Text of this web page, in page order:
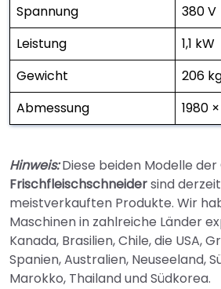
Spannung
380 V
Leistung
1,1 kW
Gewicht
206
Abmessung
1980
Hinweis:Diese beiden Modelle der
Frischfleischschneidersind
meistverkauften Produkte. Wir
Maschinen in zahlreiche Länder
Kanada, Brasilien, Chile, die USA,
Spanien, Australien, Neuseeland,
Marokko, Thailand und Südkorea.